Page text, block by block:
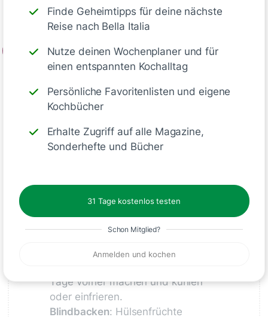
Finde Geheimtipps für deine nächste
Reise nach Bella Italia
Nutze deinen Wochenplaner und für
einen entspannten Kochalltag
Persönliche Favoritenlisten und eigene
Kochbücher
Erhalte Zugriff auf alle Magazine,
Sonderhefte und Bücher
31 Tage kostenlos testen
Schon Mitglied?
Anmelden und kochen
Umluft vorheizen.
Teig auf einer bemehlten Fläche…
Tipp
Tarteform: Verwende eine mit
durch 1 TL Agar-Agar.
Erdbeeren gegen Himbeeren oder
andere Beeren aus.
Tage vorher machen und kühlen
oder einfrieren.
Blindbacken: Hülsenfrüchte